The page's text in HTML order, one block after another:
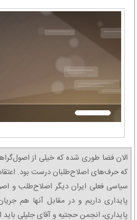
الان فضا طوری شده که خیلی از
که حرف‌های اصلاح‌طلبان درست بود.
سیاسی فعلی ایران دیگر اصلاح‌طلب و
پایداری داریم و در مقابل آنها هم
پایداری، انجمن حجتیه و آقای جلیلی